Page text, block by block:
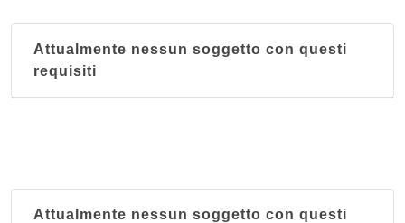
Attualmente nessun soggetto con questi
requisiti
Attualmente nessun soggetto con questi